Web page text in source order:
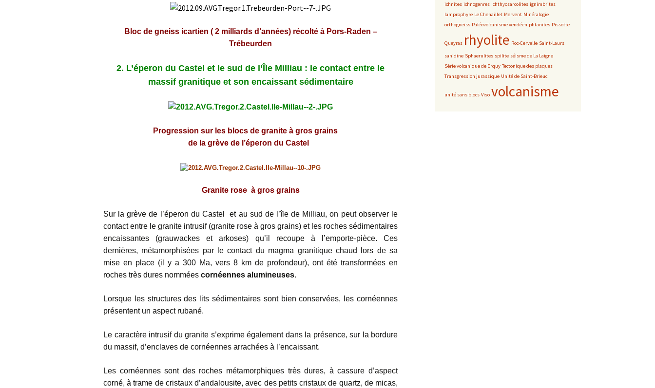
Bloc de gneiss icartien ( 2 milliards d’années) récolté à Pors-Raden –
Trébeurden
2. L’éperon du Castel et le sud de l’Île Milliau : le contact entre le
massif granitique et son encaissant sédimentaire
Progression sur les blocs de granite à gros grains
de la grève de l’éperon du Castel
Granite rose à gros grains
Sur la grève de l’éperon du Castel et au sud de l’île de Milliau, on peut observer le
contact entre le granite intrusif (granite rose à gros grains) et les roches sédimentaires
encaissantes (grauwackes et arkoses) qu’il recoupe à l’emporte-pièce. Ces
dernières, métamorphisées par le contact du magma granitique chaud lors de sa
mise en place (il y a 300 Ma, vers 8 km de profondeur), ont été transformées en
roches très dures nommées cornéennes alumineuses.
Lorsque les structures des lits sédimentaires sont bien conservées, les cornéennes
présentent un aspect rubané.
Le caractère intrusif du granite s’exprime également dans la présence, sur la bordure
du massif, d’enclaves de cornéennes arrachées à l’encaissant.
Les cornéennes sont des roches métamorphiques très dures, à cassure d’aspect
corné, à trame de cristaux d’andalousite, avec des petits cristaux de quartz, de micas,
ichnites ichnogenres Ichthyosarcolites ignimbrites
lamprophyre Le Chenaillet Mervent Minéralogie
orthogneiss Paléovolcanisme vendéen phtanites Pissotte
Queyras rhyolite Roc-Cervelle Saint-Laurs
sanidine Sphaerulites spilite séisme de La Laigne
Série volcanique de Erquy Tectonique des plaques
Transgression jurassique Unité de Saint-Brieuc
unité sans blocs Viso volcanisme